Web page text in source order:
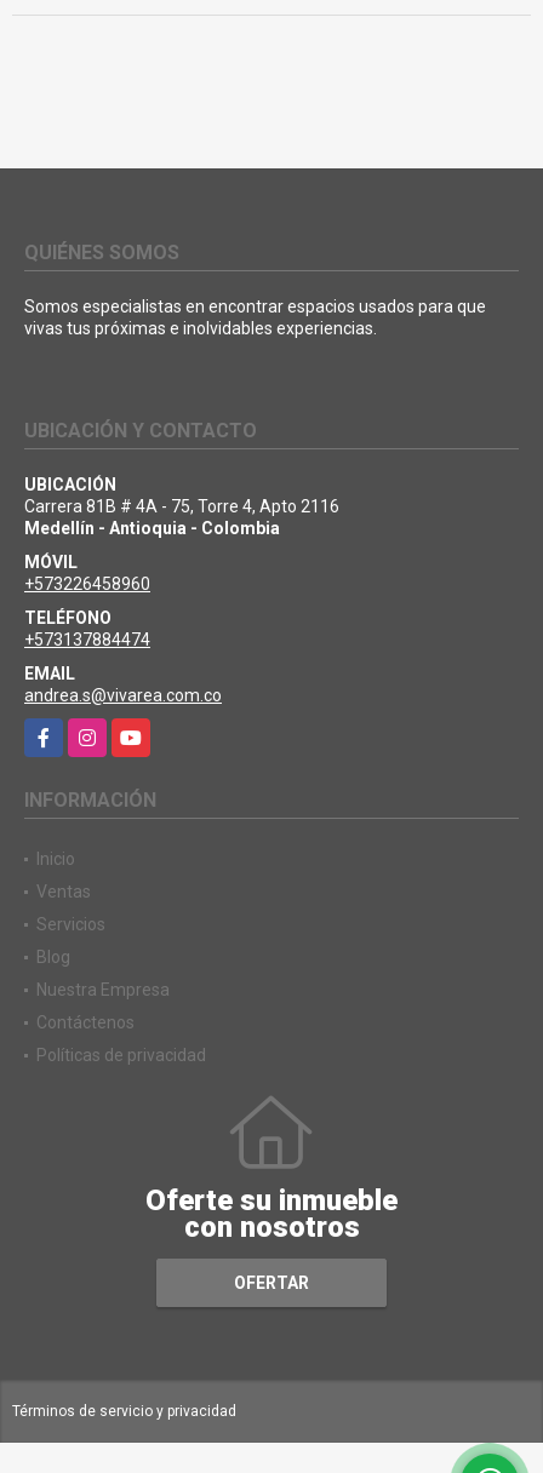
QUIÉNES SOMOS
Somos especialistas en encontrar espacios usados para que
vivas tus próximas e inolvidables experiencias.
UBICACIÓN Y CONTACTO
UBICACIÓN
Carrera 81B # 4A - 75, Torre 4, Apto 2116
Medellín - Antioquia - Colombia
MÓVIL
+573226458960
TELÉFONO
+573137884474
EMAIL
andrea.s@vivarea.com.co
FacebookInstagramYouTube
INFORMACIÓN
Inicio
Ventas
Servicios
Blog
Nuestra Empresa
Contáctenos
Políticas de privacidad
Oferte su inmueble
con nosotros
OFERTAR
Términos de servicio y privacidad